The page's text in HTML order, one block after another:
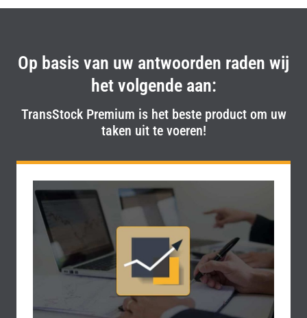
Op basis van uw antwoorden raden wij
het volgende aan:
TransStock Premium is het beste product om uw
taken uit te voeren!